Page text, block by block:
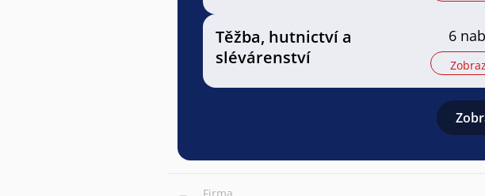
Těžba, hutnictví a
slévárenství
6